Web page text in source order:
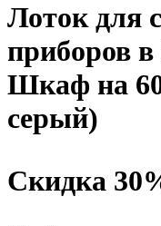
Лоток для
приборов
Шкаф на
серый)
Скидка